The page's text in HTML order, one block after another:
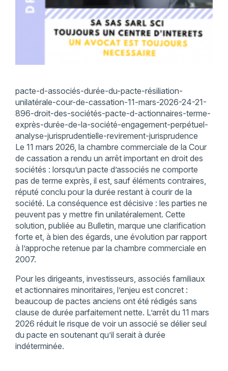
pacte-d-associés-durée-du-pacte-résiliation-
unilatérale-cour-de-cassation-11-mars-2026-24-21-
896-droit-des-sociétés-pacte-d-actionnaires-terme-
exprès-durée-de-la-société-engagement-perpétuel-
analyse-jurisprudentielle-revirement-jurisprudence
Le 11 mars 2026, la chambre commerciale de la Cour
de cassation a rendu un arrêt important en droit des
sociétés : lorsqu’un pacte d’associés ne comporte
pas de terme exprès, il est, sauf éléments contraires,
réputé conclu pour la durée restant à courir de la
société. La conséquence est décisive : les parties ne
peuvent pas y mettre fin unilatéralement. Cette
solution, publiée au Bulletin, marque une clarification
forte et, à bien des égards, une évolution par rapport
à l’approche retenue par la chambre commerciale en
2007.
Pour les dirigeants, investisseurs, associés familiaux
et actionnaires minoritaires, l’enjeu est concret :
beaucoup de pactes anciens ont été rédigés sans
clause de durée parfaitement nette. L’arrêt du 11 mars
2026 réduit le risque de voir un associé se délier seul
du pacte en soutenant qu’il serait à durée
indéterminée.